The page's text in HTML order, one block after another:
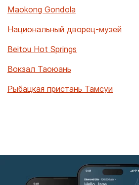
Maokong Gondola
Национальный дворец-музей
Beitou Hot Springs
Вокзал Таоюань
Рыбацкая пристань Тамсуи